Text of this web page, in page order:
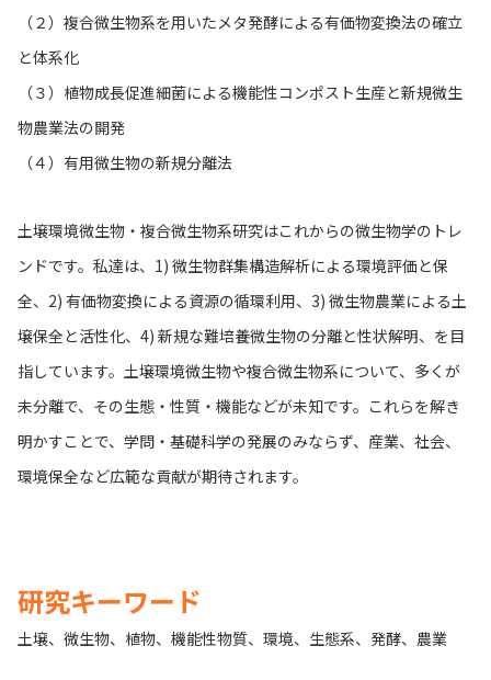
（２）複合微生物系を用いたメタ発酵による有価物変換法の確立
と体系化
（３）植物成長促進細菌による機能性コンポスト生産と新規微生
物農業法の開発
（４）有用微生物の新規分離法
土壌環境微生物・複合微生物系研究はこれからの微生物学のトレ
ンドです。私達は、1) 微生物群集構造解析による環境評価と保
全、2) 有価物変換による資源の循環利用、3) 微生物農業による土
壌保全と活性化、4) 新規な難培養微生物の分離と性状解明、を目
指しています。土壌環境微生物や複合微生物系について、多くが
未分離で、その生態・性質・機能などが未知です。これらを解き
明かすことで、学問・基礎科学の発展のみならず、産業、社会、
環境保全など広範な貢献が期待されます。
研究キーワード
土壌、 微生物、 植物、 機能性物質、 環境、 生態系、 発酵、 農業